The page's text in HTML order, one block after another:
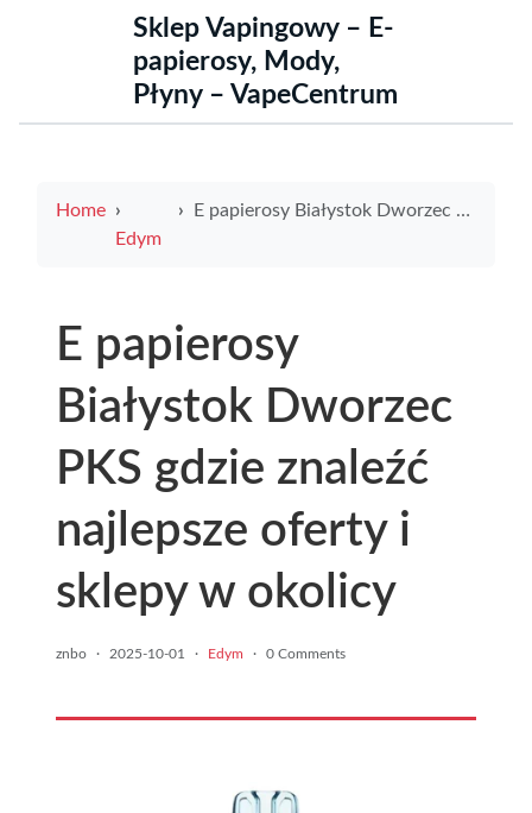
Sklep Vapingowy – E-
papierosy, Mody,
Płyny – VapeCentrum
Home
Edym
E papierosy Białystok Dworzec PKS gdzie znaleźć najlepsze oferty i sklepy w okolicy
E papierosy
Białystok Dworzec
PKS gdzie znaleźć
najlepsze oferty i
sklepy w okolicy
znbo · 2025-10-01 · Edym · 0 Comments